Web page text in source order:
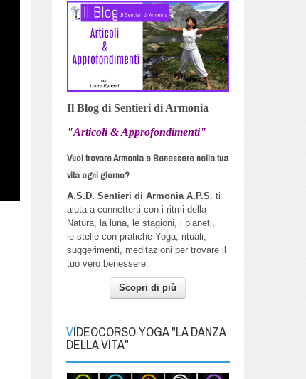
Il Blog di Sentieri di Armonia
"Articoli & Approfondimenti"
Vuoi trovare Armonia e Benessere nella tua
vita ogni giorno?
A.S.D. Sentieri di Armonia A.P.S. ti
aiuta a connetterti con i ritmi della
Natura, la luna, le stagioni, i pianeti,
le stelle con pratiche Yoga, rituali,
suggerimenti, meditazioni per trovare il
tuo vero benessere.
Scopri di più
VIDEOCORSO YOGA "LA DANZA
DELLA VITA"